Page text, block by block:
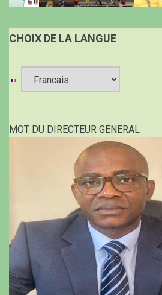
CHOIX DE LA LANGUE
language
MOT DU DIRECTEUR GENERAL